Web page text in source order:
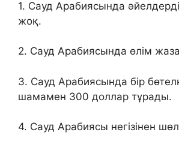
1. Сауд Арабиясында
жоқ.
2. Сауд Арабиясында өлім
3. Сауд Арабиясында бір
шамамен 300 доллар тұрады.
4. Сауд Арабиясы негізінен